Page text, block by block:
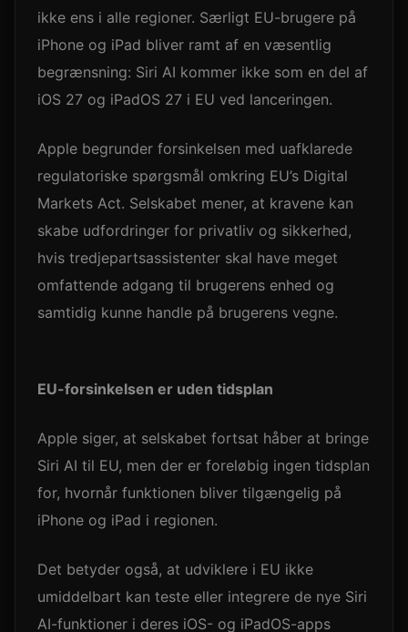
ikke ens i alle regioner. Særligt EU-brugere på
iPhone og iPad bliver ramt af en væsentlig
begrænsning: Siri AI kommer ikke som en del af
iOS 27 og iPadOS 27 i EU ved lanceringen.
Apple begrunder forsinkelsen med uafklarede
regulatoriske spørgsmål omkring EU’s Digital
Markets Act. Selskabet mener, at kravene kan
skabe udfordringer for privatliv og sikkerhed,
hvis tredjepartsassistenter skal have meget
omfattende adgang til brugerens enhed og
samtidig kunne handle på brugerens vegne.
EU-forsinkelsen er uden tidsplan
Apple siger, at selskabet fortsat håber at bringe
Siri AI til EU, men der er foreløbig ingen tidsplan
for, hvornår funktionen bliver tilgængelig på
iPhone og iPad i regionen.
Det betyder også, at udviklere i EU ikke
umiddelbart kan teste eller integrere de nye Siri
AI-funktioner i deres iOS- og iPadOS-apps